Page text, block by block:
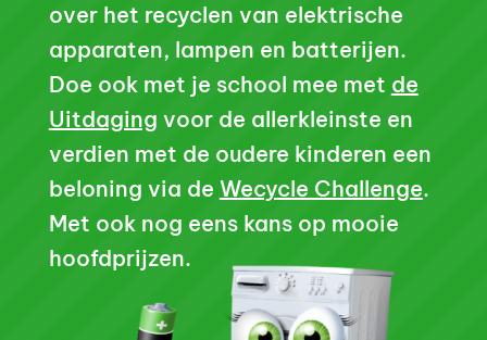
over het recyclen van elektrische
apparaten, lampen en batterijen.
Doe ook met je school mee met de
Uitdaging voor de allerkleinste en
verdien met de oudere kinderen een
beloning via de Wecycle Challenge.
Met ook nog eens kans op mooie
hoofdprijzen.